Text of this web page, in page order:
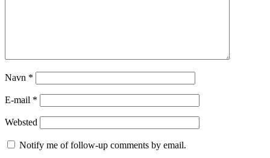
Navn *
E-mail *
Websted
Notify me of follow-up comments by email.